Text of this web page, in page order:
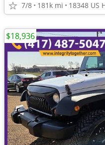
7/8 181k mi 18348 US
$18,936